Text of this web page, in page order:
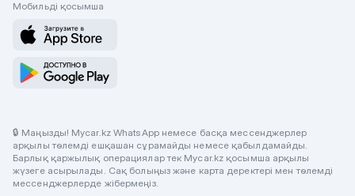
Мобильді қосымша
🔒 Маңызды! Mycar.kz WhatsApp немесе басқа мессенджерлер
арқылы төлемді ешқашан сұрамайды немесе қабылдамайды.
Барлық қаржылық операциялар тек Mycar.kz қосымша арқылы
жүзеге асырылады. Сақ болыңыз және карта деректері мен төлемді
мессенджерлерде жібермеңіз.